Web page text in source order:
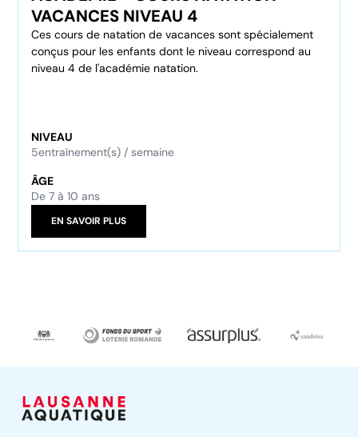
VACANCES NIVEAU 4
Ces cours de natation de vacances sont spécialement
conçus pour les enfants dont le niveau correspond au
niveau 4 de l'académie natation.
NIVEAU
5entraînement(s) / semaine
ÂGE
De 7 à 10 ans
EN SAVOIR PLUS